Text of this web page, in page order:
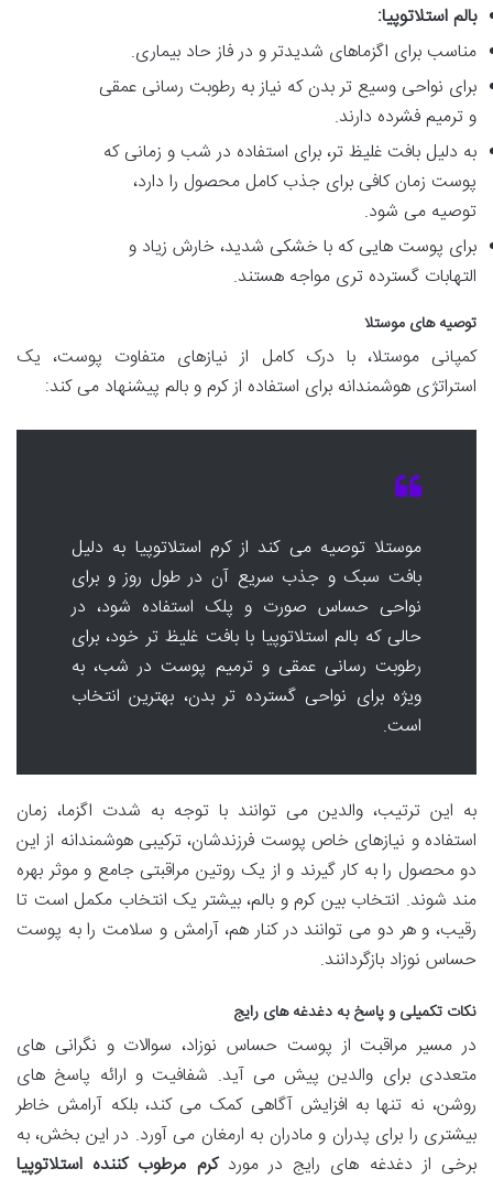
بالم استلاتوپیا:
مناسب برای اگزماهای شدیدتر و در فاز حاد بیماری.
برای نواحی وسیع تر بدن که نیاز به رطوبت رسانی عمقی
و ترمیم فشرده دارند.
به دلیل بافت غلیظ تر، برای استفاده در شب و زمانی که
پوست زمان کافی برای جذب کامل محصول را دارد،
توصیه می شود.
برای پوست هایی که با خشکی شدید، خارش زیاد و
التهابات گسترده تری مواجه هستند.
توصیه های موستلا
کمپانی موستلا، با درک کامل از نیازهای متفاوت پوست، یک
استراتژی هوشمندانه برای استفاده از کرم و بالم پیشنهاد می کند:
موستلا توصیه می کند از کرم استلاتوپیا به دلیل
بافت سبک و جذب سریع آن در طول روز و برای
نواحی حساس صورت و پلک استفاده شود، در
حالی که بالم استلاتوپیا با بافت غلیظ تر خود، برای
رطوبت رسانی عمقی و ترمیم پوست در شب، به
ویژه برای نواحی گسترده تر بدن، بهترین انتخاب
است.
به این ترتیب، والدین می توانند با توجه به شدت اگزما، زمان
استفاده و نیازهای خاص پوست فرزندشان، ترکیبی هوشمندانه از این
دو محصول را به کار گیرند و از یک روتین مراقبتی جامع و موثر بهره
مند شوند. انتخاب بین کرم و بالم، بیشتر یک انتخاب مکمل است تا
رقیب، و هر دو می توانند در کنار هم، آرامش و سلامت را به پوست
حساس نوزاد بازگردانند.
نکات تکمیلی و پاسخ به دغدغه های رایج
در مسیر مراقبت از پوست حساس نوزاد، سوالات و نگرانی های
متعددی برای والدین پیش می آید. شفافیت و ارائه پاسخ های
روشن، نه تنها به افزایش آگاهی کمک می کند، بلکه آرامش خاطر
بیشتری را برای پدران و مادران به ارمغان می آورد. در این بخش، به
برخی از دغدغه های رایج در موردکرم مرطوب کننده استلاتوپیا